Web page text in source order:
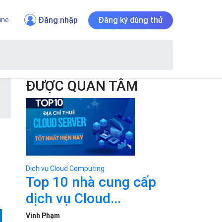
Đăng nhập Đăng ký dùng thử
ĐƯỢC QUAN TÂM
Dịch vụ Cloud Computing
Top 10 nhà cung cấp
dịch vụ Cloud...
Vinh Phạm